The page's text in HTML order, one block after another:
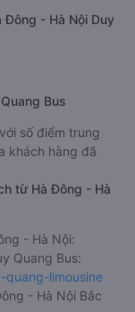
Bus
số điểm trung
hàng đã
từ Hà Đông - Hà
- Hà Nội: